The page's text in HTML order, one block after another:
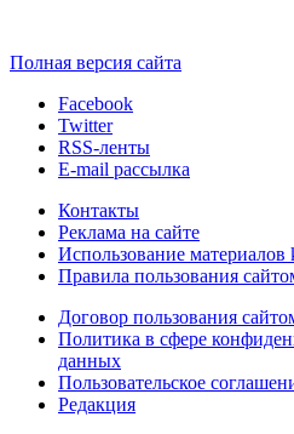
Полная версия сайта
Facebook
Twitter
RSS-ленты
E-mail рассылка
Контакты
Реклама на сайте
Использование материалов
Правила пользования
Договор пользования
Политика в сфере
данных
Пользовательское
Редакция